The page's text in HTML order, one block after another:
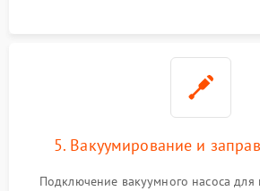
5. Вакуумирование и
Подключение вакуумного насоса для